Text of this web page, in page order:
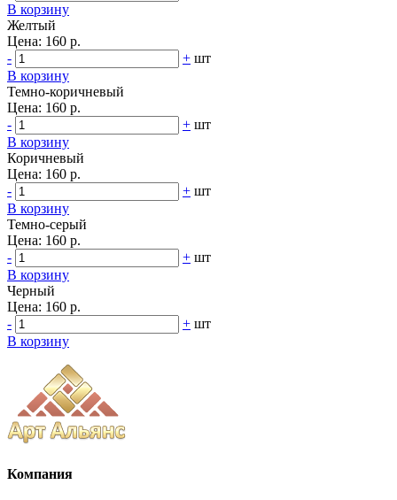
В корзину
Желтый
Цена: 160 р.
-
+ шт
В корзину
Темно-коричневый
Цена: 160 р.
-
+ шт
В корзину
Коричневый
Цена: 160 р.
-
+ шт
В корзину
Темно-серый
Цена: 160 р.
-
+ шт
В корзину
Черный
Цена: 160 р.
-
+ шт
В корзину
Компания